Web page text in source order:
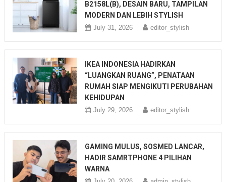
B2158L(B), DESAIN BARU, TAMPILAN
MODERN DAN LEBIH STYLISH
July 31, 2026 editor_stylish
IKEA INDONESIA HADIRKAN
“LUANGKAN RUANG”, PENATAAN
RUMAH SIAP MENGIKUTI PERUBAHAN
KEHIDUPAN
July 29, 2026 editor_stylish
GAMING MULUS, SOSMED LANCAR,
HADIR SAMRTPHONE 4 PILIHAN
WARNA